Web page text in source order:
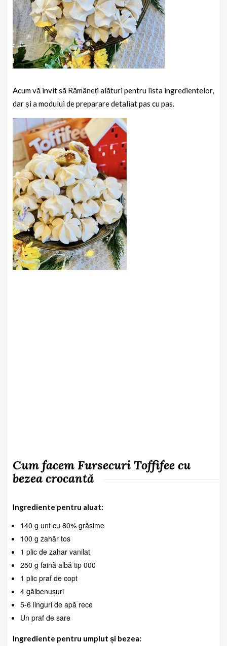
Acum vă invit să Rămâneți alături pentru lista ingredientelor,
dar și a modului de preparare detaliat pas cu pas.
Cum facem Fursecuri Toffifee cu
bezea crocantă
Ingrediente pentru aluat:
140 g unt cu 80% grăsime
100 g zahăr tos
1 plic de zahar vanilat
250 g faină albă tip 000
1 plic praf de copt
4 gălbenușuri
5-6 linguri de apă rece
Un praf de sare
Ingrediente pentru umplut și bezea: